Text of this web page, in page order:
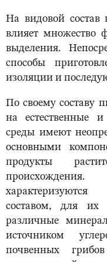
На видовой состав
влияет множество
выделения.
способы
изоляции и
По своему составу
на естественные и
среды имеют
основными
продукты
составом, для их
различные
источником
почвенных